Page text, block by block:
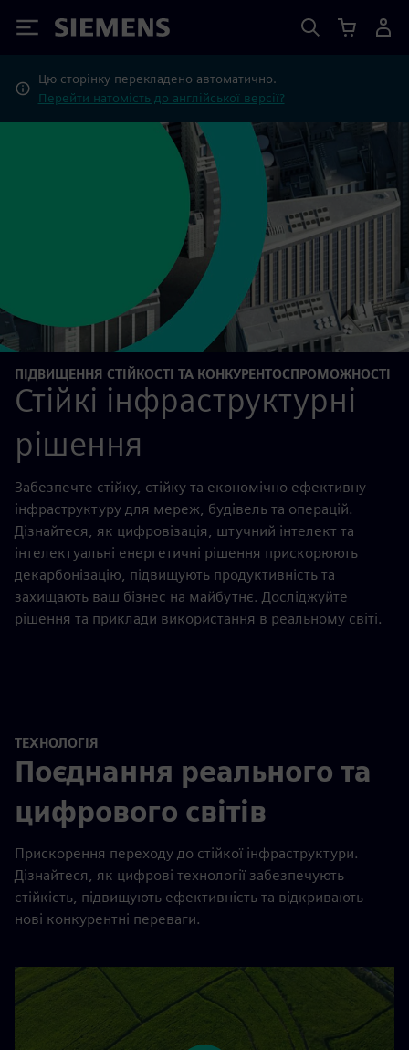
Siemens
Цю сторінку перекладено автоматично.
Перейти натомість до англійської версії?
ПІДВИЩЕННЯ СТІЙКОСТІ ТА КОНКУРЕНТОСПРОМОЖНОСТІ
Стійкі інфраструктурні
рішення
Забезпечте стійку, стійку та економічно ефективну
інфраструктуру для мереж, будівель та операцій.
Дізнайтеся, як цифровізація, штучний інтелект та
інтелектуальні енергетичні рішення прискорюють
декарбонізацію, підвищують продуктивність та
захищають ваш бізнес на майбутнє. Досліджуйте
рішення та приклади використання в реальному світі.
ТЕХНОЛОГІЯ
Поєднання реального та
цифрового світів
Прискорення переходу до стійкої інфраструктури.
Дізнайтеся, як цифрові технології забезпечують
стійкість, підвищують ефективність та відкривають
нові конкурентні переваги.